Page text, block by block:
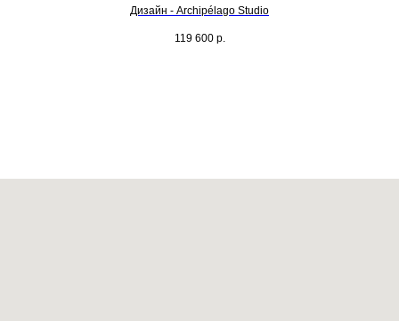
Дизайн - Archipélago Studio
119 600 р.